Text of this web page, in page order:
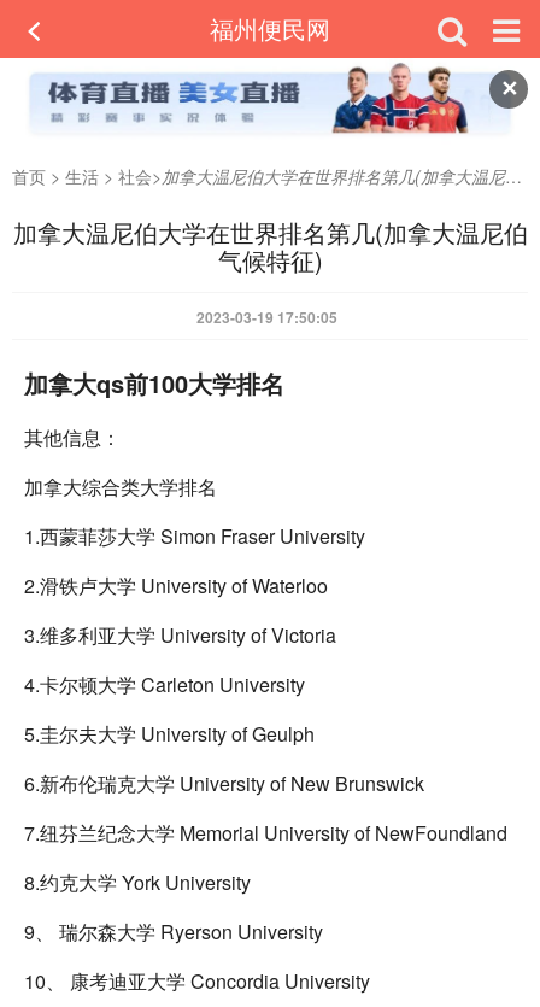
✕
福州便民网
首页 > 生活 > 社会>加拿大温尼伯大学在世界排名第几(加拿大温尼伯气候特征)
加拿大温尼伯大学在世界排名第几(加拿大温尼伯
气候特征)
2023-03-19 17:50:05
加拿大qs前100大学排名
其他信息：
加拿大综合类大学排名
1.西蒙菲莎大学 Simon Fraser University
2.滑铁卢大学 University of Waterloo
3.维多利亚大学 University of Victoria
4.卡尔顿大学 Carleton University
5.圭尔夫大学 University of Geulph
6.新布伦瑞克大学 University of New Brunswick
7.纽芬兰纪念大学 Memorial University of NewFoundland
8.约克大学 York University
9、 瑞尔森大学 Ryerson University
10、 康考迪亚大学 Concordia University